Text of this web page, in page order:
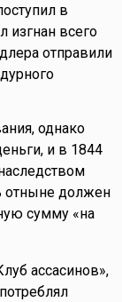
в
изгнан всего
отправили
однако
и в 1844
отныне должен
сумму «на
ассасинов»,